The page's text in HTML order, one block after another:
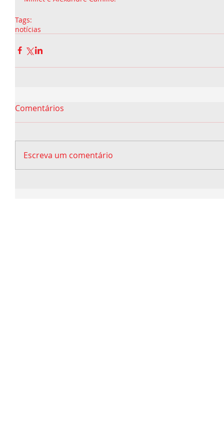
Tags:
notícias
Comentários
Escreva um comentário